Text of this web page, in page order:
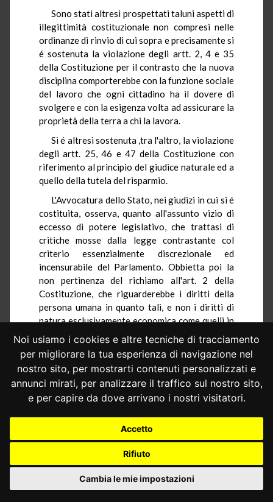
Noi usiamo i cookies e altre tecniche di tracciamento
per migliorare la tua esperienza di navigazione nel
nostro sito, per mostrarti contenuti personalizzati e
annunci mirati, per analizzare il traffico sul nostro sito,
e per capire da dove arrivano i nostri visitatori.
Accetto
Rifiuto
Cambia le mie impostazioni
Sono stati altresì prospettati taluni aspetti di
illegittimità costituzionale non compresi nelle
ordinanze di rinvio di cui sopra e precisamente si
é sostenuta la violazione degli artt. 2, 4 e 35
della Costituzione per il contrasto che la nuova
disciplina comporterebbe con la funzione sociale
del lavoro che ogni cittadino ha il dovere di
svolgere e con la esigenza volta ad assicurare la
proprietà della terra a chi la lavora.
Si é altresì sostenuta ,tra l'altro, la violazione
degli artt. 25, 46 e 47 della Costituzione con
riferimento al principio del giudice naturale ed a
quello della tutela del risparmio.
L'Avvocatura dello Stato, nei giudizi in cui si é
costituita, osserva, quanto all'assunto vizio di
eccesso di potere legislativo, che trattasi di
critiche mosse dalla legge contrastante col
criterio essenzialmente discrezionale ed
incensurabile del Parlamento. Obbietta poi la
non pertinenza del richiamo all'art. 2 della
Costituzione, che riguarderebbe i diritti della
persona umana in quanto tali, e non i diritti di
natura esclusivamente economica come quelli in
esame. Per negare poi la sussistenza delle
violazioni del principio di eguaglianza dedotte,
con riferimento alla differenza di trattamento
che la legge farebbe fra l'enfiteuta ed il
concedente, l'Avvocatura riafferma che la
disciplina in esame sarebbe il risultato di un
sulla essenziale diversità delle loro situazioni,
come tale incensurabile in questa sede, e
comunque rifletterebbe una regolamentazione
applicabile per tutti i destinatari in modo eguale.
Per quanto concerne la violazione dello